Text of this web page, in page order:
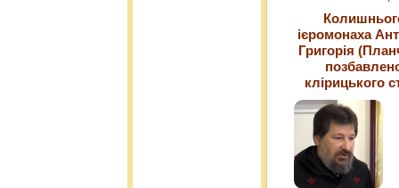
ієромонаха
Григорія
клірицького